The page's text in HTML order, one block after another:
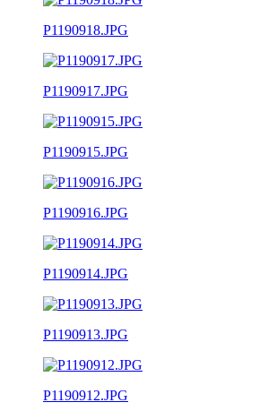
P1190918.JPG
P1190917.JPG
P1190915.JPG
P1190916.JPG
P1190914.JPG
P1190913.JPG
P1190912.JPG